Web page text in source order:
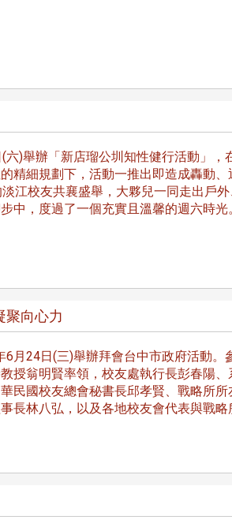
六)舉辦「新店瑠公圳知性健行活動」，
精細規劃下，活動一推出即造成轟動、
江校友共襄盛舉，大夥兒一同走出戶外
中，度過了一個充實且溫馨的週六時光
向心力
月24日(三)舉辦拜會台中市政府活動。
授翁明賢率領，校友處執行長彭春陽、
民國校友總會秘書長邱孝賢、戰略所
長林八弘，以及各地校友會代表與戰略
門焦點
任執行長武士戎上
友共創淡江新里程
115年7月30日(四)舉
位主管交接典禮。115
服務暨資源發展 ...
頭版 熱門
淡江大學董事
聘任許輝煌為
本校校長葛煥
月31日(五)任期
)
外、縣市)